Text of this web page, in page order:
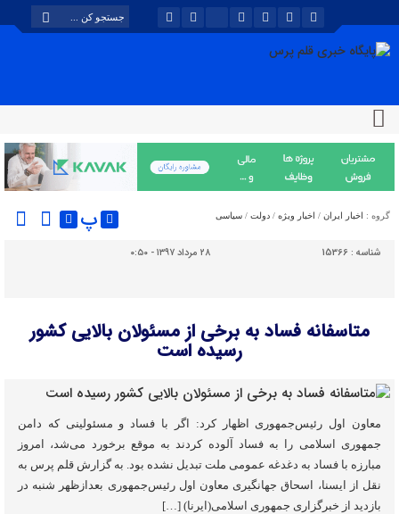
گروه : اخبار ایران / اخبار ویژه / دولت / سیاسی پ
شناسه : 15366 ۲۸ مرداد ۱۳۹۷ - ۰:۵۰
متاسفانه فساد به برخی از مسئولان بالایی کشور
رسیده است
معاون اول رئیس‌جمهوری اظهار کرد: اگر با فساد و مسئولینی که دامن
جمهوری اسلامی را به فساد آلوده کردند به موقع برخورد می‌شد، امروز
مبارزه با فساد به دغدغه عمومی ملت تبدیل نشده بود. به گزارش قلم پرس به
نقل از ایسنا، اسحاق جهانگیری معاون اول رئیس‌جمهوری بعدازظهر شنبه در
بازدید از خبرگزاری جمهوری اسلامی(ایرنا) […]